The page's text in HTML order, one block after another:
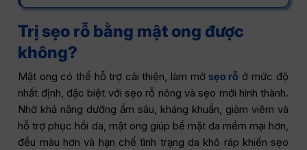
Trị sẹo rỗ bằng mật ong được
không?
Mật ong có thể hỗ trợ cải thiện, làm mờsẹo rỗ ở mức độ
nhất định, đặc biệt với sẹo rỗ nông và sẹo mới hình thành.
Nhờ khả năng dưỡng ẩm sâu, kháng khuẩn, giảm viêm và
hỗ trợ phục hồi da, mật ong giúp bề mặt da mềm mại hơn,
đều màu hơn và hạn chế tình trạng da khô ráp khiến sẹo